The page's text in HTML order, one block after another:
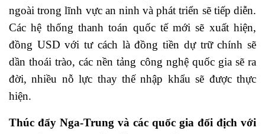
ngoài trong lĩnh vực an ninh và phát triển sẽ tiếp diễn.
Các hệ thống thanh toán quốc tế mới sẽ xuất hiện,
đồng USD với tư cách là đồng tiền dự trữ chính sẽ
dần thoái trào, các nền tảng công nghệ quốc gia sẽ ra
đời, nhiều nỗ lực thay thế nhập khẩu sẽ được thực
hiện.
Thúc đẩy Nga-Trung và các quốc gia đối địch với